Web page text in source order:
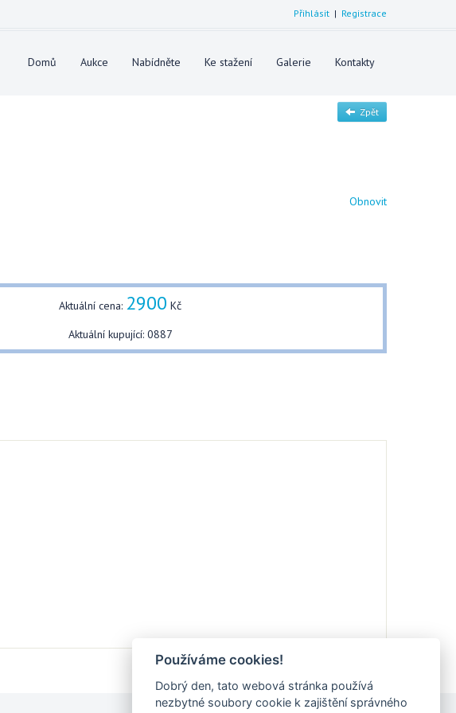
Přihlásit | Registrace
Domů Aukce Nabídněte Ke stažení Galerie Kontakty
Zpět
Obnovit
Aktuální cena: 2900 Kč
Aktuální kupující: 0887
Používáme cookies!
Dobrý den, tato webová stránka používá
nezbytné soubory cookie k zajištění správného